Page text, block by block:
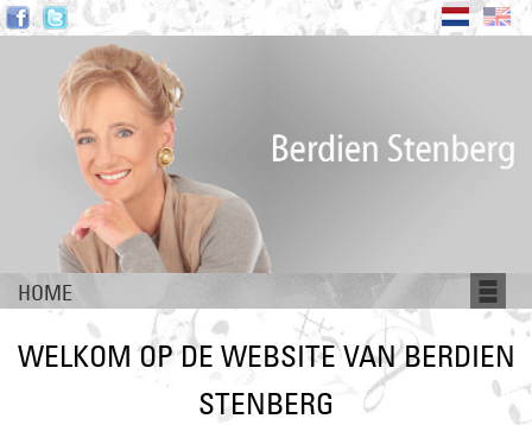
HOME
WELKOM OP DE WEBSITE VAN BERDIEN
STENBERG